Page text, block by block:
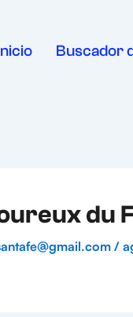
Buscador
du
/